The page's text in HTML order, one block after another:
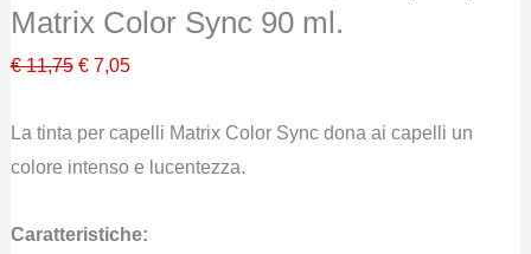
Matrix Color Sync 90 ml.
€11,75 Il
originale
era:
€7,05Il
attuale
è:
La tinta per capelli Matrix Color Sync dona ai capelli un
colore intenso e lucentezza.
Caratteristiche: